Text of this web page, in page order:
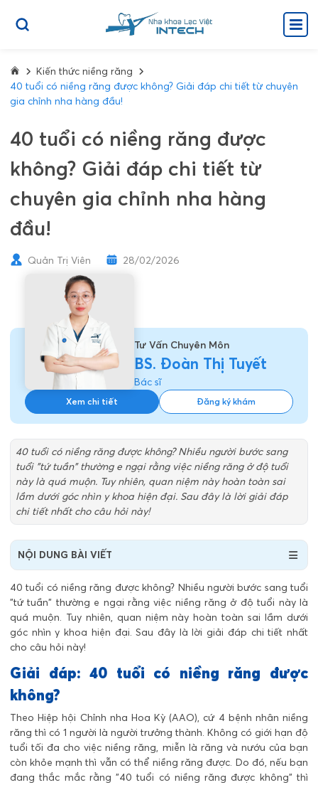
Kiến thức niềng răng
40 tuổi có niềng răng được không? Giải đáp chi tiết từ chuyên
gia chỉnh nha hàng đầu!
40 tuổi có niềng răng được
không? Giải đáp chi tiết từ
chuyên gia chỉnh nha hàng
đầu!
Quản Trị Viên 28/02/2026
Tư Vấn Chuyên Môn
BS. Đoàn Thị Tuyết
Bác sĩ
Xem chi tiết Đăng ký khám
40 tuổi có niềng răng được không? Nhiều người bước sang
tuổi "tứ tuần" thường e ngại rằng việc niềng răng ở độ tuổi
này là quá muộn. Tuy nhiên, quan niệm này hoàn toàn sai
lầm dưới góc nhìn y khoa hiện đại. Sau đây là lời giải đáp
chi tiết nhất cho câu hỏi này!
NỘI DUNG BÀI VIẾT
40 tuổi có niềng răng được không? Nhiều người bước sang tuổi
"tứ tuần" thường e ngại rằng việc niềng răng ở độ tuổi này là
quá muộn. Tuy nhiên, quan niệm này hoàn toàn sai lầm dưới
góc nhìn y khoa hiện đại. Sau đây là lời giải đáp chi tiết nhất
cho câu hỏi này!
Giải đáp: 40 tuổi có niềng răng được
không?
Theo Hiệp hội Chỉnh nha Hoa Kỳ (AAO), cứ 4 bệnh nhân niềng
răng thì có 1 người là người trưởng thành. Không có giới hạn độ
tuổi tối đa cho việc niềng răng, miễn là răng và nướu của bạn
còn khỏe mạnh thì vẫn có thể niềng răng được. Do đó, nếu bạn
đang thắc mắc rằng "40 tuổi có niềng răng được không" thì